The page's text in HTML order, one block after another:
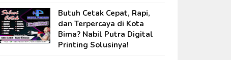
Butuh Cetak Cepat, Rapi,
dan Terpercaya di Kota
Bima? Nabil Putra Digital
Printing Solusinya!